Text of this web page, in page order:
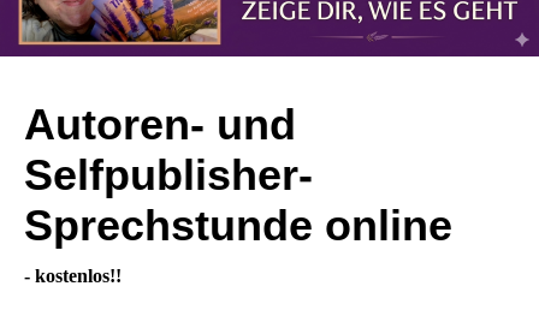
Autoren- und
Selfpublisher-
Sprechstunde online
- kostenlos!!